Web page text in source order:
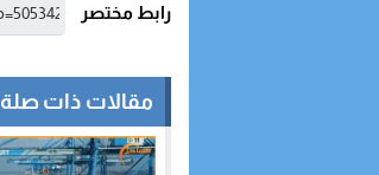
رابط مختصر
مقالات ذات صلة